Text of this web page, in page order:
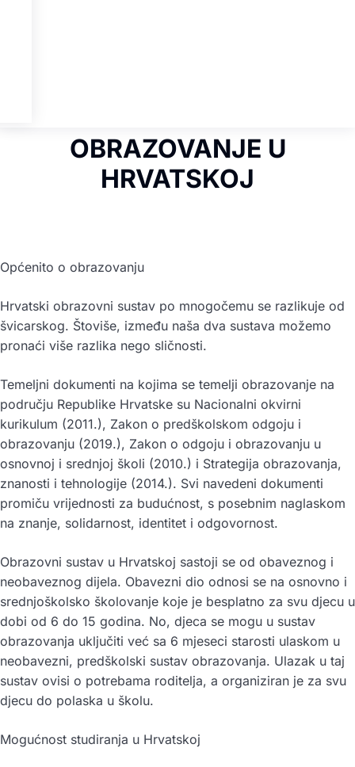
OBRAZOVANJE U
HRVATSKOJ
Općenito o obrazovanju
Hrvatski obrazovni sustav po mnogočemu se razlikuje od
švicarskog. Štoviše, između naša dva sustava možemo
pronaći više razlika nego sličnosti.
Temeljni dokumenti na kojima se temelji obrazovanje na
području Republike Hrvatske su Nacionalni okvirni
kurikulum (2011.), Zakon o predškolskom odgoju i
obrazovanju (2019.), Zakon o odgoju i obrazovanju u
osnovnoj i srednjoj školi (2010.) i Strategija obrazovanja,
znanosti i tehnologije (2014.). Svi navedeni dokumenti
promiču vrijednosti za budućnost, s posebnim naglaskom
na znanje, solidarnost, identitet i odgovornost.
Obrazovni sustav u Hrvatskoj sastoji se od obaveznog i
neobaveznog dijela. Obavezni dio odnosi se na osnovno i
srednjoškolsko školovanje koje je besplatno za svu djecu u
dobi od 6 do 15 godina. No, djeca se mogu u sustav
obrazovanja uključiti već sa 6 mjeseci starosti ulaskom u
neobavezni, predškolski sustav obrazovanja. Ulazak u taj
sustav ovisi o potrebama roditelja, a organiziran je za svu
djecu do polaska u školu.
Mogućnost studiranja u Hrvatskoj